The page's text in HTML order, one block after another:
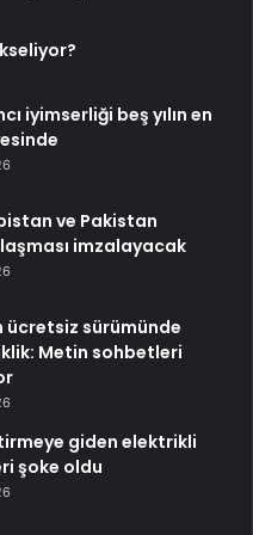
iyimserliği beş yılın en
ve Pakistan
imzalayacak
ücretsiz sürümünde
Metin sohbetleri
giden elektrikli
şoke oldu